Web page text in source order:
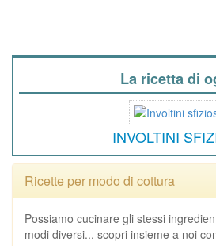
La ricetta di
INVOLTINI
Ricette per modo di cottura
Possiamo cucinare gli stessi
modi diversi... scopri insieme a noi